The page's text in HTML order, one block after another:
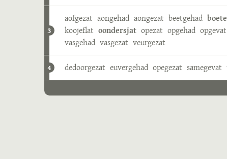
3
aofgezat aongehad aongezat beetgehad
koojeflat oondersjat opezat opgehad opgevat
vasgehad vasgezat veurgezat
4 dedoorgezat euvergehad opegezat samegevat